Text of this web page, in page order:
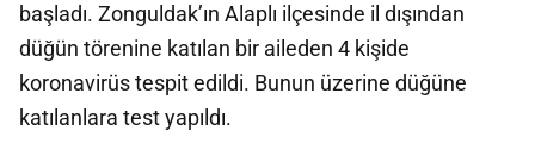
başladı. Zonguldak’ın Alaplı ilçesinde il dışından
düğün törenine katılan bir aileden 4 kişide
koronavirüs tespit edildi. Bunun üzerine düğüne
katılanlara test yapıldı.